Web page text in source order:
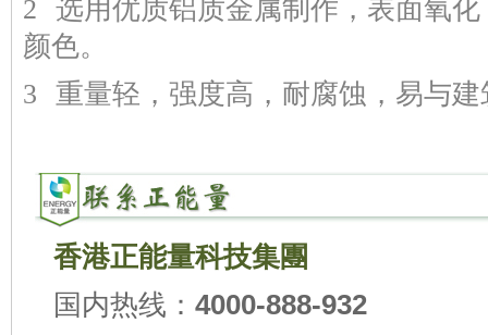
2 选用优质铝质金属制作，表面氧
颜色。
3 重量轻，强度高，耐腐蚀，易与
香港正能量科技集團
国内热线： 4000-888-932